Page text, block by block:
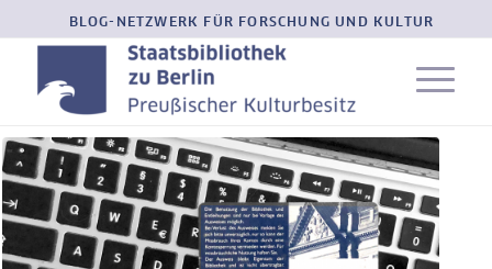
BLOG-NETZWERK FÜR FORSCHUNG UND KULTUR